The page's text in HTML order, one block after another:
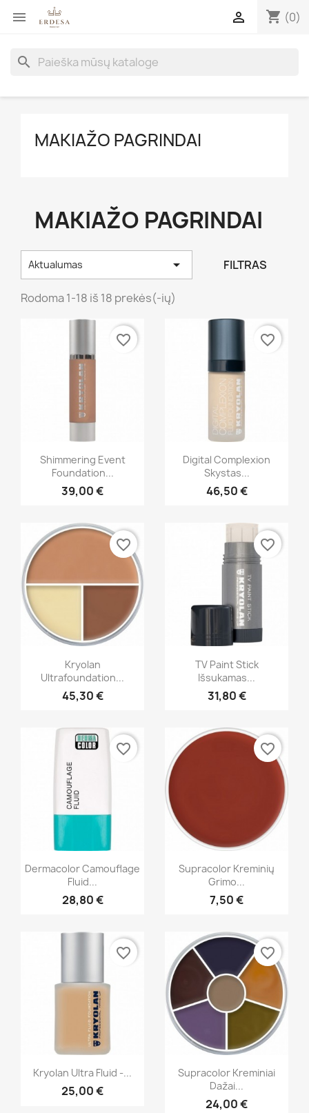
 shopping_cart (0)

search
MAKIAŽO PAGRINDAI
MAKIAŽO PAGRINDAI
Aktualumas  FILTRAS
Rodoma 1-18 iš 18 prekės(-ių)
Greita peržiūra
Shimmering Event
Foundation...
39,00 €
favorite_border
Greita peržiūra
+11
Digital Complexion
Skystas...
46,50 €
favorite_border
Greita peržiūra
+5
Kryolan
Ultrafoundation...
45,30 €
favorite_border
Greita peržiūra
+21
TV Paint Stick
Išsukamas...
31,80 €
favorite_border
Greita peržiūra
Dermacolor Camouflage
Fluid...
28,80 €
favorite_border
Greita peržiūra
+16
Supracolor Kreminių
Grimo...
7,50 €
favorite_border
Greita peržiūra
+13
Kryolan Ultra Fluid -...
25,00 €
favorite_border
Greita peržiūra
+4
Supracolor Kreminiai
Dažai...
24,00 €
favorite_border